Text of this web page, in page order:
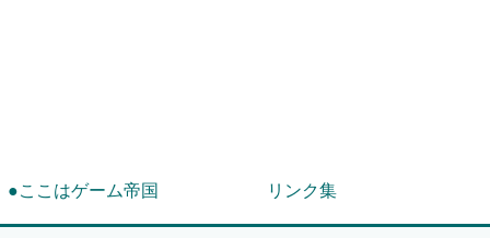
●ここはゲーム帝国 リンク集